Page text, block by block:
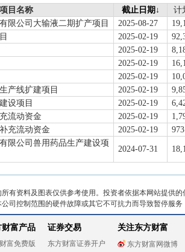
项目名称 截止日期↓
计
限公司大输液二期扩产项目
2025-08-27
2025-02-19
2025-02-19
2025-02-19
2025-02-19
产线扩建项目
2025-02-19
设项目
2025-02-19
流动资金
2025-02-19
充流动资金
2025-02-19
限公司兽用药品生产建设项
2024-07-31
有资料及图表仅供参考使用。投资者依据本网站提供
司控制范围的硬件故障或其它不可抗力而导致暂停服